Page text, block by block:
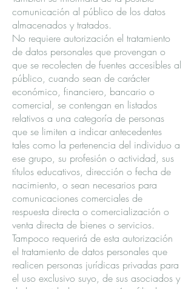
comunicación al público de los datos
almacenados y tratados.
No requiere autorización el tratamiento
de datos personales que provengan o
que se recolecten de fuentes accesibles al
público, cuando sean de carácter
económico, financiero, bancario o
comercial, se contengan en listados
relativos a una categoría de personas
que se limiten a indicar antecedentes
tales como la pertenencia del individuo a
ese grupo, su profesión o actividad, sus
títulos educativos, dirección o fecha de
nacimiento, o sean necesarios para
comunicaciones comerciales de
respuesta directa o comercialización o
venta directa de bienes o servicios.
Tampoco requerirá de esta autorización
el tratamiento de datos personales que
realicen personas jurídicas privadas para
el uso exclusivo suyo, de sus asociados y